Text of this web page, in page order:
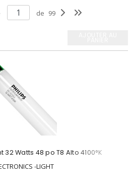
de 99
Watts 48 po T8 Alto 4100°K
-LIGHT